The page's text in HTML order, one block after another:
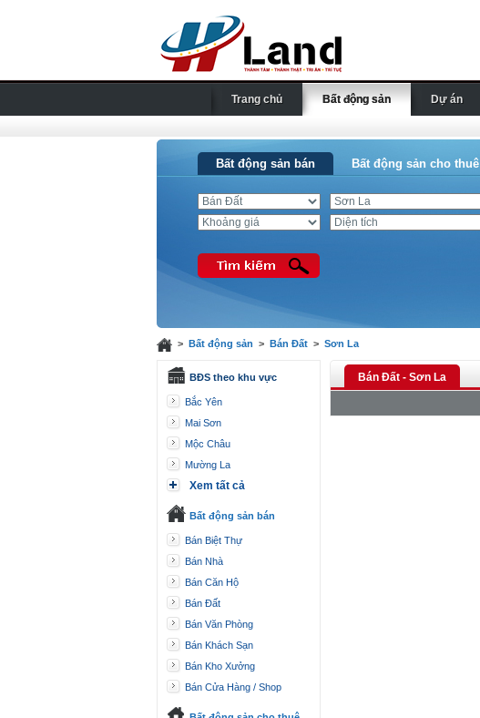
Trang chủ Bất động sản Dự án
Bất động sản bán Bất động sản cho thuê
> Bất động sản > Bán Đất> Sơn La
BĐS theo khu vực
Bắc Yên
Mai Sơn
Mộc Châu
Mường La
Xem tất cả
Bất động sản bán
Bán Biệt Thự
Bán Nhà
Bán Căn Hộ
Bán Đất
Bán Văn Phòng
Bán Khách Sạn
Bán Kho Xưởng
Bán Cửa Hàng / Shop
Bán Đất - Sơn La